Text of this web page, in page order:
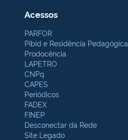
Acessos
PARFOR
Pibid e Residência Pedagógica
Prodocência
LAPETRO
CNPq
CAPES
Periódicos
FADEX
FINEP
Desconectar da Rede
Site Legado